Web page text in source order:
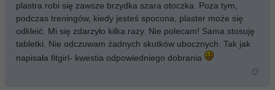
plastra robi się zawsze brzydka szara otoczka. Poza tym,
podczas treningów, kiedy jesteś spocona, plaster może się
odkleić. Mi się zdarzyło kilka razy. Nie polecam! Sama stosuję
tabletki. Nie odczuwam żadnych skutków ubocznych. Tak jak
napisała fitgirl- kwestia odpowiedniego dobrania